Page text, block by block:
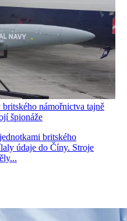
námořnictva tajně
špionáže
britského
údaje do Číny. Stroje